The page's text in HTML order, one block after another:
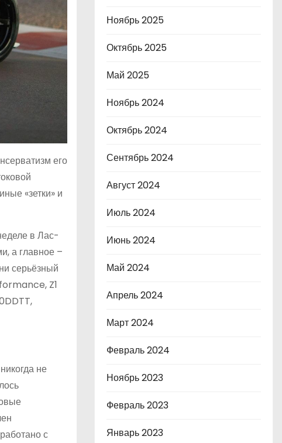
его
«зетки» и
в Лас-
а главное –
серьёзный
Z1
не
с
Ноябрь 2025
Октябрь 2025
Май 2025
Ноябрь 2024
Октябрь 2024
Сентябрь 2024
Август 2024
Июль 2024
Июнь 2024
Май 2024
Апрель 2024
Март 2024
Февраль 2024
Ноябрь 2023
Февраль 2023
Январь 2023